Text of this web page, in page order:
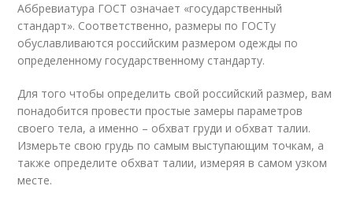
Аббревиатура ГОСТ означает «государственный
стандарт». Соответственно, размеры по ГОСТу
обуславливаются российским размером одежды по
определенному государственному стандарту.
Для того чтобы определить свой российский размер, вам
понадобится провести простые замеры параметров
своего тела, а именно – обхват груди и обхват талии.
Измерьте свою грудь по самым выступающим точкам, а
также определите обхват талии, измеряя в самом узком
месте.